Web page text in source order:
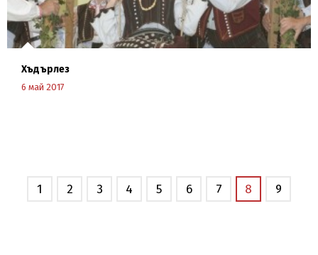
Хъдърлез
6 май 2017
1 2 3 4 5 6 7 8 9